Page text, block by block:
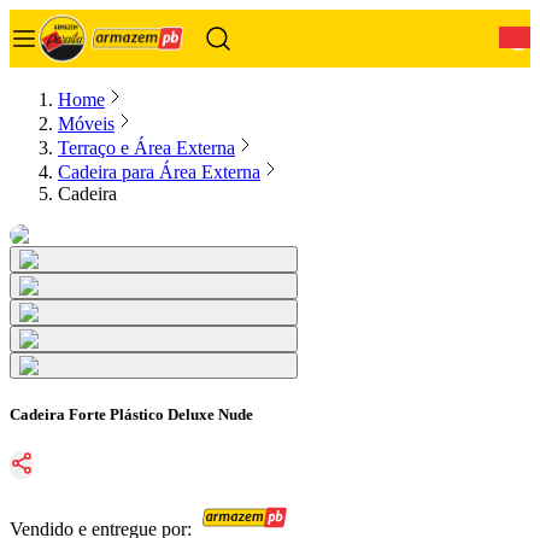
Home
Móveis
Terraço e Área Externa
Cadeira para Área Externa
Cadeira
Cadeira Forte Plástico Deluxe Nude
Vendido e entregue por: